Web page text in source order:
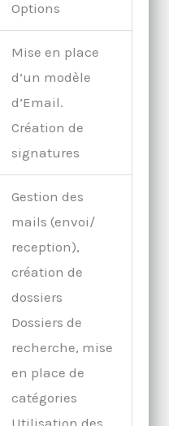
Options
Mise en place
d’un modèle
d’Email.
Création de
signatures
Gestion des
mails (envoi/
reception),
création de
dossiers
Dossiers de
recherche, mise
en place de
catégories
Utilisation des